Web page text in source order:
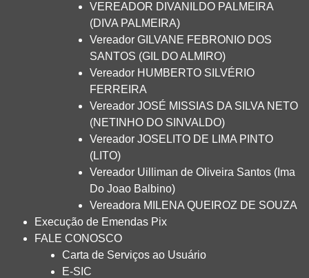
VEREADOR DIVANILDO PALMEIRA
(DIVA PALMEIRA)
Vereador GILVANE FEBRONIO DOS
SANTOS (GIL DO ALMIRO)
Vereador HUMBERTO SILVÉRIO
FERREIRA
Vereador JOSÉ MISSIAS DA SILVA NETO
(NETINHO DO SINVALDO)
Vereador JOSELITO DE LIMA PINTO
(LITO)
Vereador Uilliman de Oliveira Santos (Ima
Do Joao Balbino)
Vereadora MILENA QUEIROZ DE SOUZA
Execução de Emendas Pix
FALE CONOSCO
Carta de Serviços ao Usuário
E-SIC